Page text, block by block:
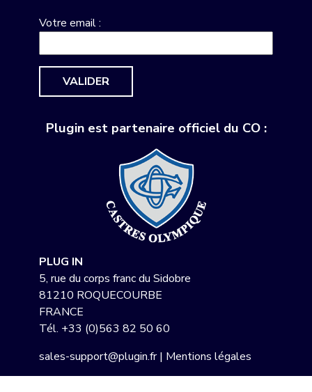
Votre email :
VALIDER
Plugin est partenaire officiel du CO :
PLUG IN
5, rue du corps franc du Sidobre
81210 ROQUECOURBE
FRANCE
Tél. +33 (0)563 82 50 60
sales-support@plugin.fr| Mentions légales